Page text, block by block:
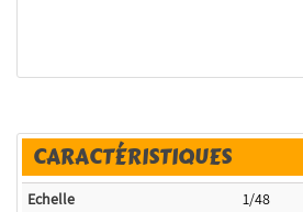
CARACTÉRISTIQUES
Echelle 1/48